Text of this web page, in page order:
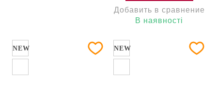
Добавить в сравнение
В наявності
NEW NEW